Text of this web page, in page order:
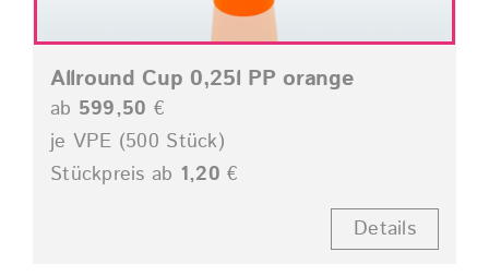
Allround Cup 0,25l PP orange
ab 599,50 €
je VPE (500 Stück)
Stückpreis ab 1,20 €
Details